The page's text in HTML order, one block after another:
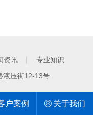
资讯 专业知识
液压街12-13号
户案例 关于我们